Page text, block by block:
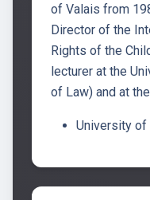
of Valais from
Director of the
Rights of the
lecturer at the
of Law) and at
University of